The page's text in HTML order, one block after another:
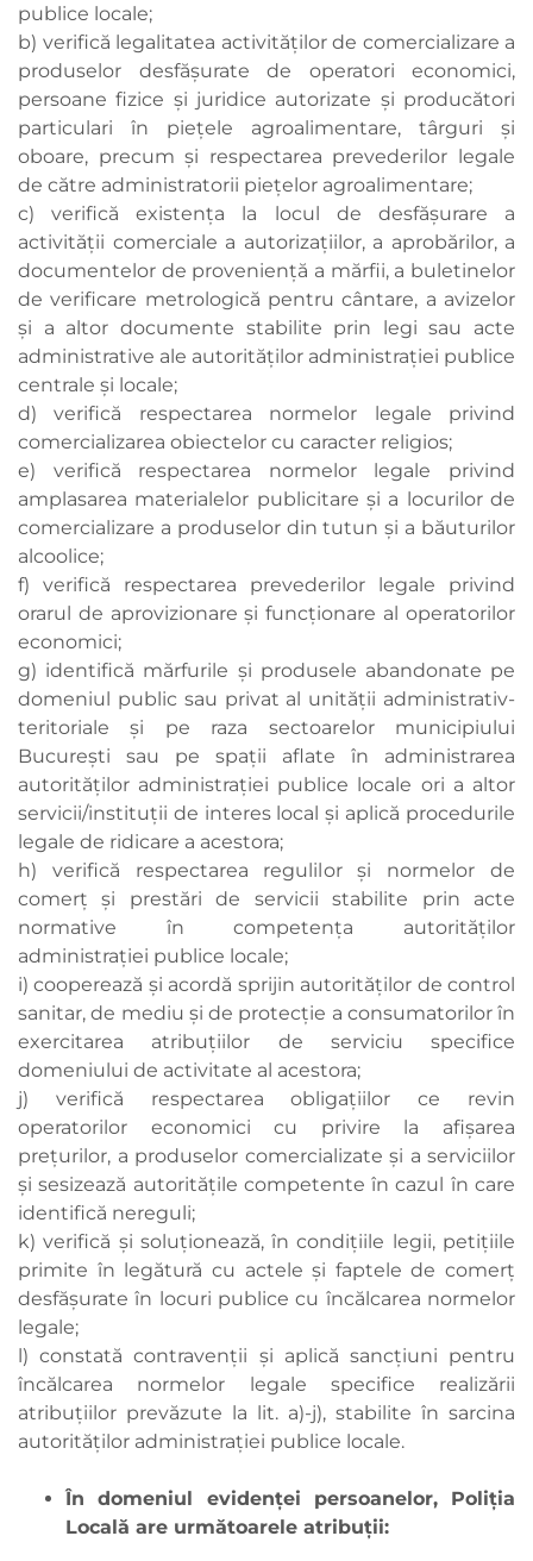
publice locale;
b) verifică legalitatea activităţilor de comercializare a
produselor desfăşurate de operatori economici,
persoane fizice şi juridice autorizate şi producători
particulari în pieţele agroalimentare, târguri şi
oboare, precum şi respectarea prevederilor legale
de către administratorii pieţelor agroalimentare;
c) verifică existenţa la locul de desfăşurare a
activităţii comerciale a autorizaţiilor, a aprobărilor, a
documentelor de provenienţă a mărfii, a buletinelor
de verificare metrologică pentru cântare, a avizelor
şi a altor documente stabilite prin legi sau acte
administrative ale autorităţilor administraţiei publice
centrale şi locale;
d) verifică respectarea normelor legale privind
comercializarea obiectelor cu caracter religios;
e) verifică respectarea normelor legale privind
amplasarea materialelor publicitare şi a locurilor de
comercializare a produselor din tutun şi a băuturilor
alcoolice;
f) verifică respectarea prevederilor legale privind
orarul de aprovizionare şi funcţionare al operatorilor
economici;
g) identifică mărfurile şi produsele abandonate pe
domeniul public sau privat al unităţii administrativ-
teritoriale şi pe raza sectoarelor municipiului
Bucureşti sau pe spaţii aflate în administrarea
autorităţilor administraţiei publice locale ori a altor
servicii/instituţii de interes local şi aplică procedurile
legale de ridicare a acestora;
h) verifică respectarea regulilor şi normelor de
comerţ şi prestări de servicii stabilite prin acte
normative în competenţa autorităţilor
administraţiei publice locale;
i) cooperează şi acordă sprijin autorităţilor de control
sanitar, de mediu şi de protecţie a consumatorilor în
exercitarea atribuţiilor de serviciu specifice
domeniului de activitate al acestora;
j) verifică respectarea obligaţiilor ce revin
operatorilor economici cu privire la afişarea
preţurilor, a produselor comercializate şi a serviciilor
şi sesizează autorităţile competente în cazul în care
identifică nereguli;
k) verifică şi soluţionează, în condiţiile legii, petiţiile
primite în legătură cu actele şi faptele de comerţ
desfăşurate în locuri publice cu încălcarea normelor
legale;
l) constată contravenţii şi aplică sancţiuni pentru
încălcarea normelor legale specifice realizării
atribuţiilor prevăzute la lit. a)-j), stabilite în sarcina
autorităţilor administraţiei publice locale.
În domeniul evidenţei persoanelor, Poliţia
Locală are următoarele atribuţii: